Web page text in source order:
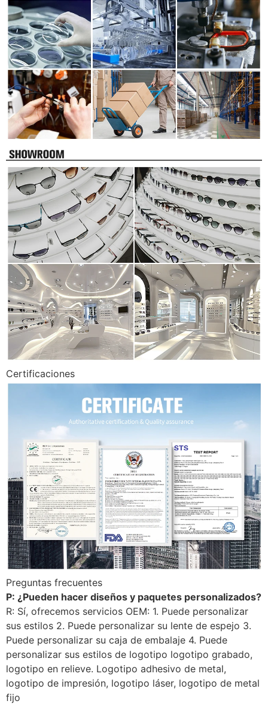
Certificaciones
Preguntas frecuentes
P: ¿Pueden hacer diseños y paquetes personalizados?
R: Sí, ofrecemos servicios OEM: 1. Puede personalizar
sus estilos 2. Puede personalizar su lente de espejo 3.
Puede personalizar su caja de embalaje 4. Puede
personalizar sus estilos de logotipo logotipo grabado,
logotipo en relieve. Logotipo adhesivo de metal,
logotipo de impresión, logotipo láser, logotipo de metal
fijo